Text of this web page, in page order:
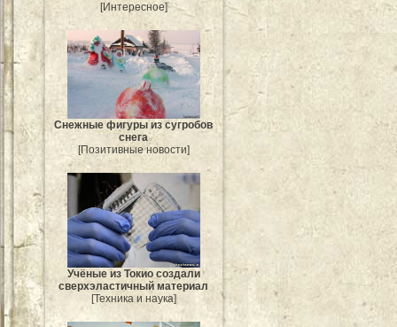
[Интересное]
Снежные фигуры из сугробов
снега
[Позитивные новости]
Учёные из Токио создали
сверхэластичный материал
[Техника и наука]